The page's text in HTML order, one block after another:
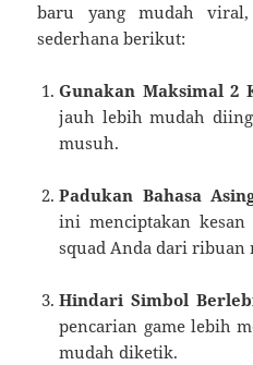
baru yang mudah
sederhana berikut:
Gunakan Maksimal 2
jauh lebih mudah
musuh.
Padukan Bahasa
ini menciptakan
squad Anda dari
Hindari Simbol
pencarian game lebih
mudah diketik.